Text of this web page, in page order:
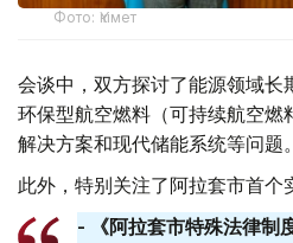
Фото: Үкімет
会谈中，双方探讨了能源领域长
环保型航空燃料（可持续航空
解决方案和现代储能系统等问题。
此外，特别关注了阿拉套市首个
- 《阿拉套市特殊法律制